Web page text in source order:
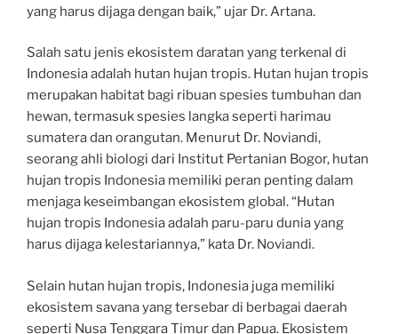
yang harus dijaga dengan baik,” ujar Dr. Artana.
Salah satu jenis ekosistem daratan yang terkenal di
Indonesia adalah hutan hujan tropis. Hutan hujan tropis
merupakan habitat bagi ribuan spesies tumbuhan dan
hewan, termasuk spesies langka seperti harimau
sumatera dan orangutan. Menurut Dr. Noviandi,
seorang ahli biologi dari Institut Pertanian Bogor, hutan
hujan tropis Indonesia memiliki peran penting dalam
menjaga keseimbangan ekosistem global. “Hutan
hujan tropis Indonesia adalah paru-paru dunia yang
harus dijaga kelestariannya,” kata Dr. Noviandi.
Selain hutan hujan tropis, Indonesia juga memiliki
ekosistem savana yang tersebar di berbagai daerah
seperti Nusa Tenggara Timur dan Papua. Ekosistem